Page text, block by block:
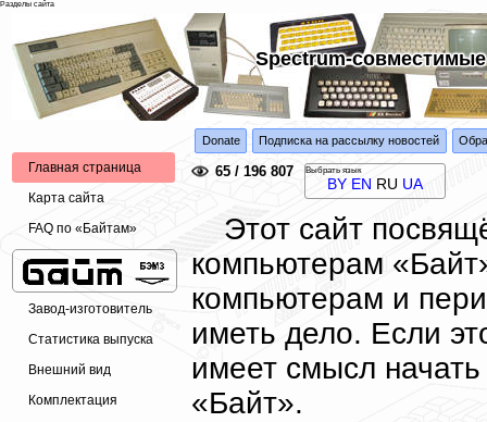
Spectrum-
Главная страница
Карта сайта
FAQ по «Байтам»
Завод-изготовитель
Статистика выпуска
Внешний вид
Комплектация
Разделы сайта
Donate Подписка на рассылку новостей
65 / 196 807 Выбрать язык
BY EN RU UA
Этот сайт
компьютерам
компьютерам и
иметь дело. Если
имеет смысл
«Байт».